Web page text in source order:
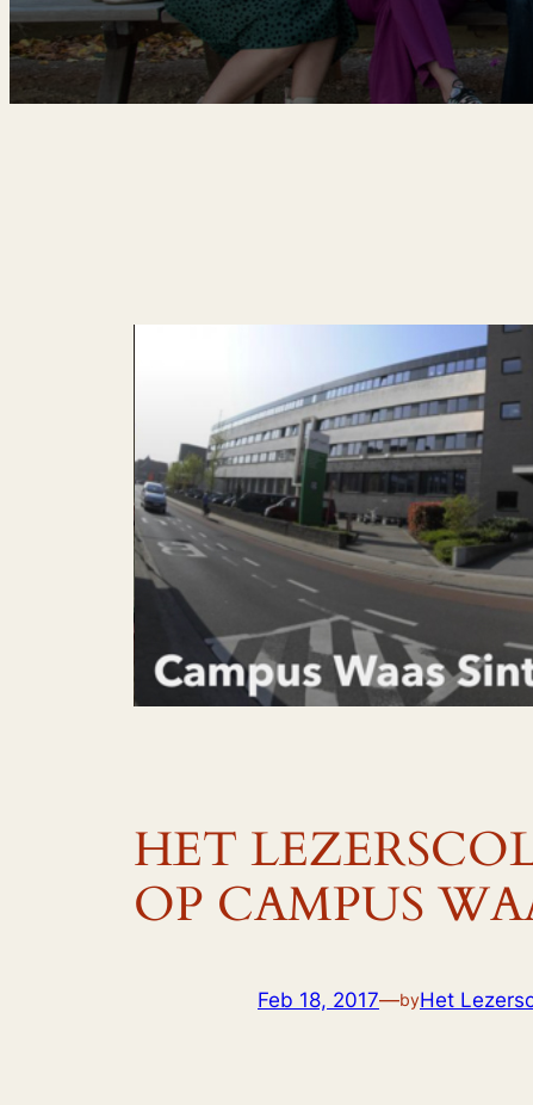
HET
OP CAMPUS
Feb 18, 2017—byHet